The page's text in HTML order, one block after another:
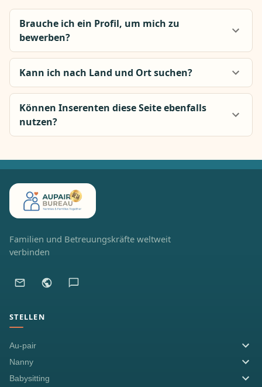
Brauche ich ein Profil, um mich zu
bewerben?
Kann ich nach Land und Ort suchen?
Können Inserenten diese Seite ebenfalls
nutzen?
Familien und Betreuungskräfte weltweit
verbinden
STELLEN
Au-pair
Nanny
Babysitting